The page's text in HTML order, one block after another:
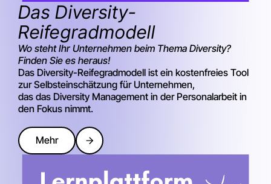
Das Diversity-
Reifegradmodell
Wo steht Ihr Unternehmen beim Thema Diversity?
Finden Sie es heraus!
Das Diversity-Reifegradmodell ist ein kostenfreies Tool
zur Selbsteinschätzung für Unternehmen,
das das Diversity Management in der Personalarbeit in
den Fokus nimmt.
Mehr